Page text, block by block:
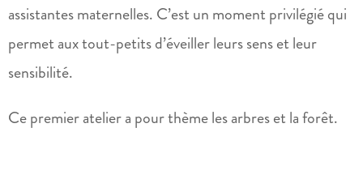
assistantes maternelles. C’est un moment privilégié qui
permet aux tout-petits d’éveiller leurs sens et leur
sensibilité.
Ce premier atelier a pour thème les arbres et la forêt.